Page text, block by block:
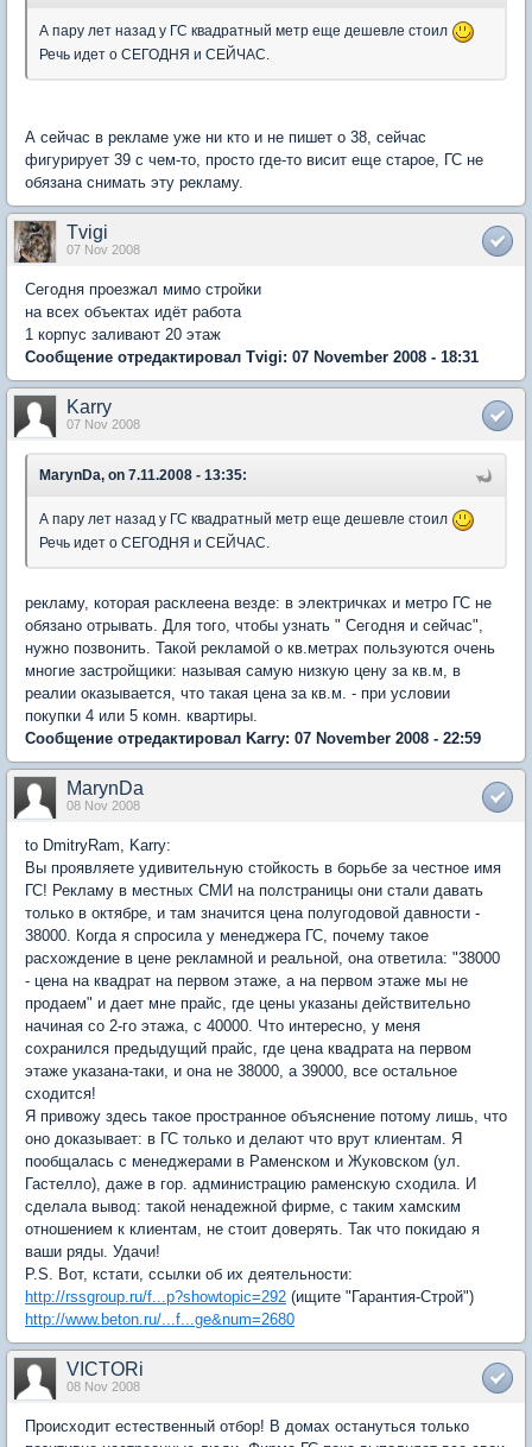
А пару лет назад у ГС квадратный метр еще дешевле стоил
Речь идет о СЕГОДНЯ и СЕЙЧАС.
А сейчас в рекламе уже ни кто и не пишет о 38, сейчас
фигурирует 39 с чем-то, просто где-то висит еще старое, ГС не
обязана снимать эту рекламу.
Tvigi
07 Nov 2008
Сегодня проезжал мимо стройки
на всех объектах идёт работа
1 корпус заливают 20 этаж
Сообщение отредактировал Tvigi: 07 November 2008 - 18:31
Karry
07 Nov 2008
MarynDa, on 7.11.2008 - 13:35:
А пару лет назад у ГС квадратный метр еще дешевле стоил
Речь идет о СЕГОДНЯ и СЕЙЧАС.
рекламу, которая расклеена везде: в электричках и метро ГС не
обязано отрывать. Для того, чтобы узнать " Сегодня и сейчас",
нужно позвонить. Такой рекламой о кв.метрах пользуются очень
многие застройщики: называя самую низкую цену за кв.м, в
реалии оказывается, что такая цена за кв.м. - при условии
покупки 4 или 5 комн. квартиры.
Сообщение отредактировал Karry: 07 November 2008 - 22:59
MarynDa
08 Nov 2008
to DmitryRam, Karry:
Вы проявляете удивительную стойкость в борьбе за честное имя
ГС! Рекламу в местных СМИ на полстраницы они стали давать
только в октябре, и там значится цена полугодовой давности -
38000. Когда я спросила у менеджера ГС, почему такое
расхождение в цене рекламной и реальной, она ответила: "38000
- цена на квадрат на первом этаже, а на первом этаже мы не
продаем" и дает мне прайс, где цены указаны действительно
начиная со 2-го этажа, с 40000. Что интересно, у меня
сохранился предыдущий прайс, где цена квадрата на первом
этаже указана-таки, и она не 38000, а 39000, все остальное
сходится!
Я привожу здесь такое пространное объяснение потому лишь, что
оно доказывает: в ГС только и делают что врут клиентам. Я
пообщалась с менеджерами в Раменском и Жуковском (ул.
Гастелло), даже в гор. администрацию раменскую сходила. И
сделала вывод: такой ненадежной фирме, с таким хамским
отношением к клиентам, не стоит доверять. Так что покидаю я
ваши ряды. Удачи!
P.S. Вот, кстати, ссылки об их деятельности:
http://rssgroup.ru/f...p?showtopic=292 (ищите "Гарантия-Строй")
http://www.beton.ru/...f...ge&num=2680
VICTORi
08 Nov 2008
Происходит естественный отбор! В домах остануться только